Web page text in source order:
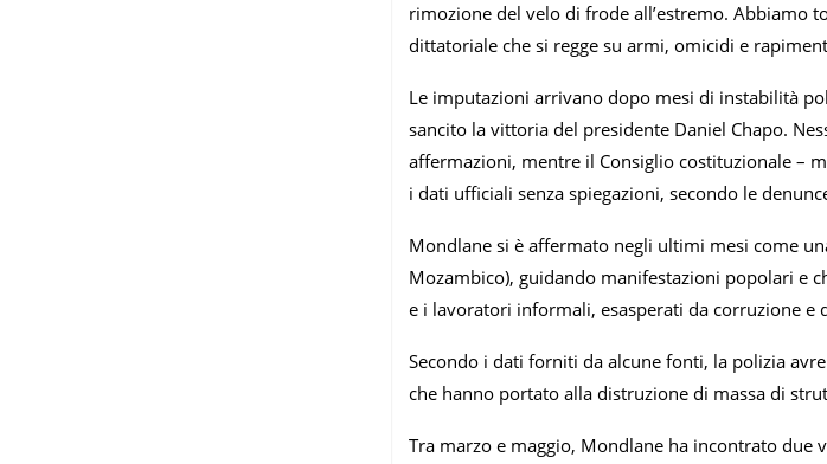
rimozione del velo di frode all’estremo. Abbiamo
dittatoriale che si regge su armi, omicidi e
Le imputazioni arrivano dopo mesi di instabilità
sancito la vittoria del presidente Daniel Chapo.
affermazioni, mentre il Consiglio costituzionale –
i dati ufficiali senza spiegazioni, secondo le
Mondlane si è affermato negli ultimi mesi come
Mozambico), guidando manifestazioni popolari e
e i lavoratori informali, esasperati da corruzione e
Secondo i dati forniti da alcune fonti, la polizia
che hanno portato alla distruzione di massa di
Tra marzo e maggio, Mondlane ha incontrato